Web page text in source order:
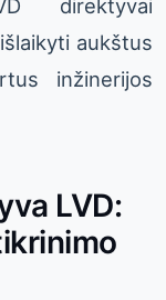
direktyvai
aukštus
inžinerijos
LVD: